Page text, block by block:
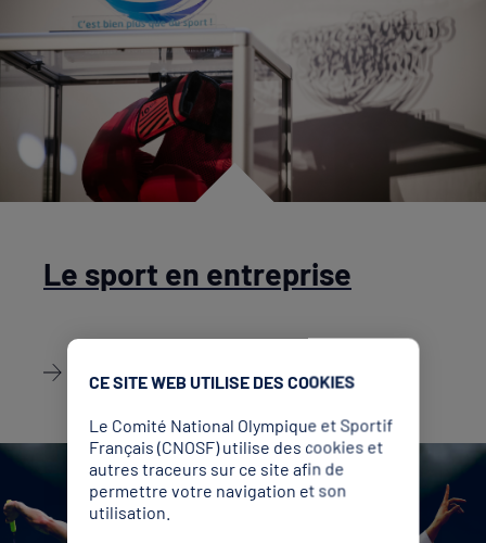
Le sport en entreprise
CE SITE WEB UTILISE DES COOKIES
Le Comité National Olympique et Sportif
Français (CNOSF) utilise des cookies et
autres traceurs sur ce site afin de
permettre votre navigation et son
utilisation.